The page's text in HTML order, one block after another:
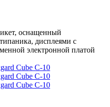
оснащенный
дисплеями с
электронной платой